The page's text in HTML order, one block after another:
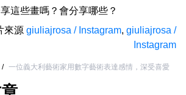
這些畫嗎？會分享哪些？
來源 giuliajrosa / Instagram, giuliajrosa /
Instagram
/ 一位義大利藝術家用數字藝術表達感情，深受喜愛